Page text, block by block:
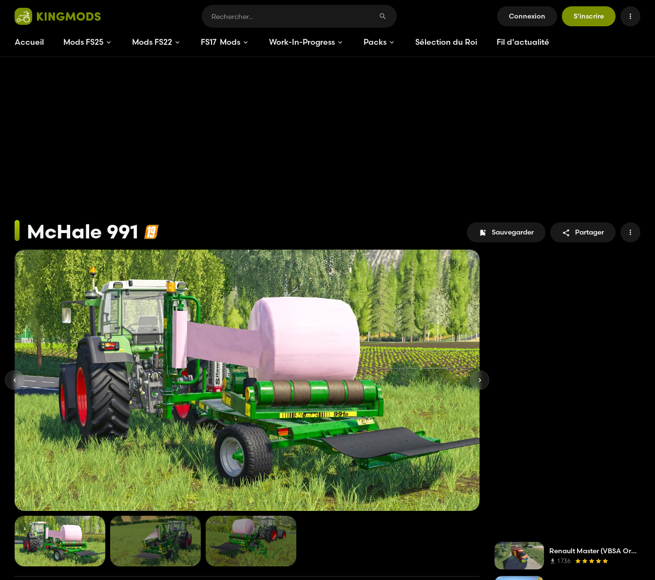
Connexion S'inscrire
Accueil Mods FS25 Mods FS22 FS17 Mods Work-In-Progress Packs Sélection du Roi Fil d'actualité
McHale 991 Sauvegarder Partager
Renault Master (VBSA Oranget)
1 736